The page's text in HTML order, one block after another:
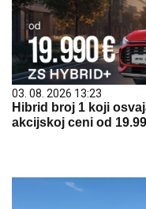
03. 08. 2026 13:23
Hibrid broj 1 koji
akcijskoj ceni od